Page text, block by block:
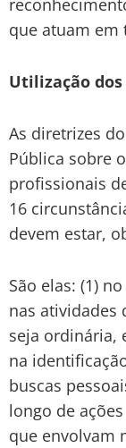
que atuam em
Utilização
As diretrizes
Pública sobre
profissionais
16
devem estar,
São elas: (1)
nas atividades
seja ordinária,
na
buscas
longo de
que envolvam